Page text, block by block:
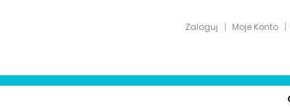
Zaloguj Moje Konto